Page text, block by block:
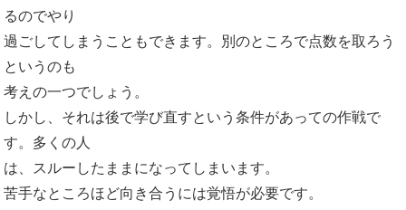
るのでやり
過ごしてしまうこともできます。別のところで点数を取ろう
というのも
考えの一つでしょう。
しかし、それは後で学び直すという条件があっての作戦で
す。多くの人
は、スルーしたままになってしまいます。
苦手なところほど向き合うには覚悟が必要です。